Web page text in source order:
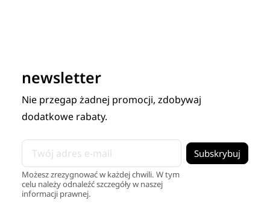
newsletter
Nie przegap żadnej promocji, zdobywaj
dodatkowe rabaty.
Możesz zrezygnować w każdej chwili. W tym
celu należy odnaleźć szczegóły w naszej
informacji prawnej.